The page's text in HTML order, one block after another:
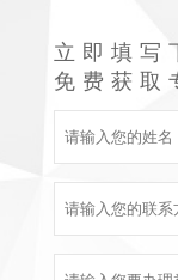
立即填写
免费获取